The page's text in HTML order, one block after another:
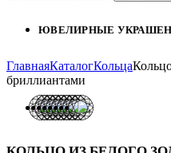
ЮВЕЛИРНЫЕ
ГлавнаяКаталогКольца
бриллиантами